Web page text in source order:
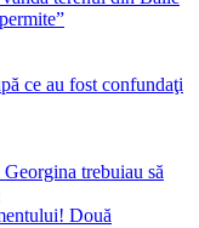
ce au fost confundaţi
trebuiau să